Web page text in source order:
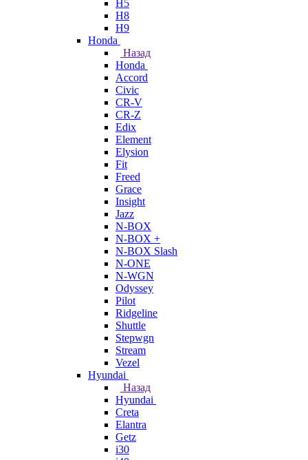
H5
H8
H9
Honda
Назад
Honda
Accord
Civic
CR-V
CR-Z
Edix
Element
Elysion
Fit
Freed
Grace
Insight
Jazz
N-BOX
N-BOX +
N-BOX Slash
N-ONE
N-WGN
Odyssey
Pilot
Ridgeline
Shuttle
Stepwgn
Stream
Vezel
Hyundai
Назад
Hyundai
Creta
Elantra
Getz
i30